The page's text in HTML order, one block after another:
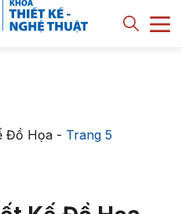
Đồ Họa- Trang 5